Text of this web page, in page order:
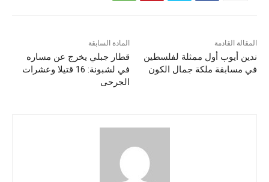
المادة السابقة
قطار جبلي يخرج عن مساره
في لشبونة: 16 قتيلا وعشرات
الجرحى
المقالة القادمة
ندين أيوب أول ممثلة لفلسطين
في مسابقة ملكة جمال الكون